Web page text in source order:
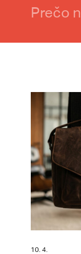
Prečo
10. 4.